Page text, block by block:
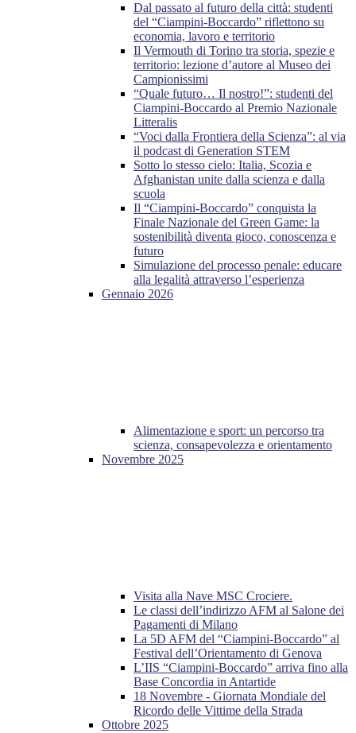
Dal passato al futuro della città: studenti
del “Ciampini-Boccardo” riflettono su
economia, lavoro e territorio
Il Vermouth di Torino tra storia, spezie e
territorio: lezione d’autore al Museo dei
Campionissimi
“Quale futuro… Il nostro!”: studenti del
Ciampini-Boccardo al Premio Nazionale
Litteralis
“Voci dalla Frontiera della Scienza”: al via
il podcast di Generation STEM
Sotto lo stesso cielo: Italia, Scozia e
Afghanistan unite dalla scienza e dalla
scuola
Il “Ciampini-Boccardo” conquista la
Finale Nazionale del Green Game: la
sostenibilità diventa gioco, conoscenza e
futuro
Simulazione del processo penale: educare
alla legalità attraverso l’esperienza
Gennaio 2026
Alimentazione e sport: un percorso tra
scienza, consapevolezza e orientamento
Novembre 2025
Visita alla Nave MSC Crociere.
Le classi dell’indirizzo AFM al Salone dei
Pagamenti di Milano
La 5D AFM del “Ciampini-Boccardo” al
Festival dell’Orientamento di Genova
L’IIS “Ciampini-Boccardo” arriva fino alla
Base Concordia in Antartide
18 Novembre - Giornata Mondiale del
Ricordo delle Vittime della Strada
Ottobre 2025